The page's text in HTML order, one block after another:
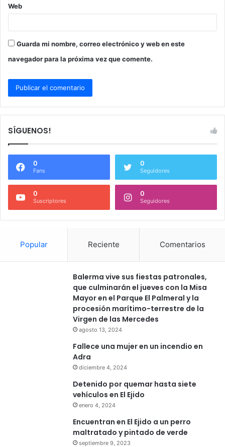
Web
Guarda mi nombre, correo electrónico y web en este
navegador para la próxima vez que comente.
SÍGUENOS!
0
Fans
0
Seguidores
0
Suscriptores
0
Seguidores
Popular Reciente Comentarios
Balerma vive sus fiestas patronales,
que culminarán el jueves con la Misa
Mayor en el Parque El Palmeral y la
procesión marítimo-terrestre de la
Virgen de las Mercedes
agosto 13, 2024
Fallece una mujer en un incendio en
Adra
diciembre 4, 2024
Detenido por quemar hasta siete
vehículos en El Ejido
enero 4, 2024
Encuentran en El Ejido a un perro
maltratado y pintado de verde
septiembre 9, 2023